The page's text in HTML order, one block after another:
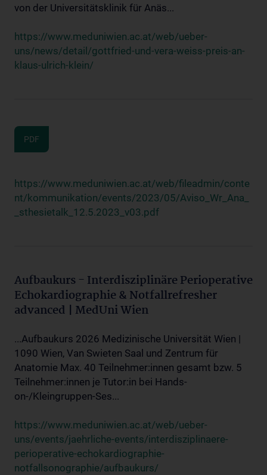
von der Universitätsklinik für Anäs...
https://www.meduniwien.ac.at/web/ueber-
uns/news/detail/gottfried-und-vera-weiss-preis-an-
klaus-ulrich-klein/
PDF
https://www.meduniwien.ac.at/web/fileadmin/conte
nt/kommunikation/events/2023/05/Aviso_Wr_Ana_
_sthesietalk_12.5.2023_v03.pdf
Aufbaukurs - Interdisziplinäre Perioperative
Echokardiographie & Notfallrefresher
advanced | MedUni Wien
...Aufbaukurs 2026 Medizinische Universität Wien |
1090 Wien, Van Swieten Saal und Zentrum für
Anatomie Max. 40 Teilnehmer:innen gesamt bzw. 5
Teilnehmer:innen je Tutor:in bei Hands-
on-/Kleingruppen-Ses...
https://www.meduniwien.ac.at/web/ueber-
uns/events/jaehrliche-events/interdisziplinaere-
perioperative-echokardiographie-
notfallsonographie/aufbaukurs/